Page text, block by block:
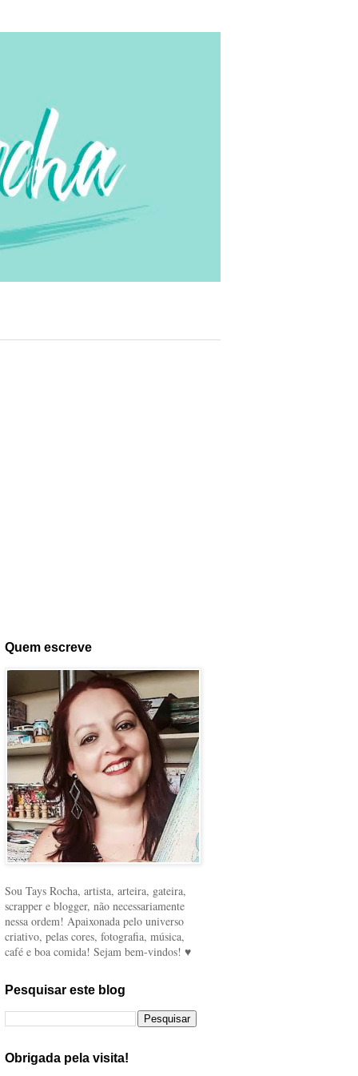
Quem escreve
Sou Tays Rocha, artista, arteira, gateira,
scrapper e blogger, não necessariamente
nessa ordem! Apaixonada pelo universo
criativo, pelas cores, fotografia, música,
café e boa comida! Sejam bem-vindos! ♥
Pesquisar este blog
Obrigada pela visita!